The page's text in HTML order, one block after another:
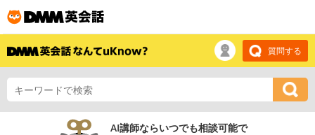
質問する
AI講師ならいつでも相談可能で